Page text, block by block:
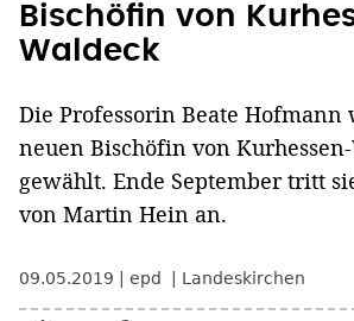
Bischöfin von
Waldeck
Die Professorin Beate Hofmann
neuen Bischöfin von
gewählt. Ende September tritt
von Martin Hein an.
09.05.2019 epd Landeskirchen